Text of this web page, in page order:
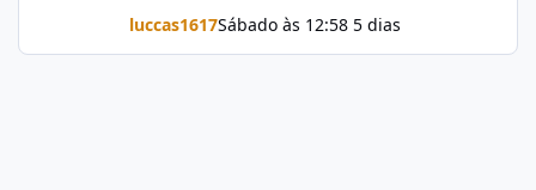
luccas1617Sábado às 12:58 5 dias